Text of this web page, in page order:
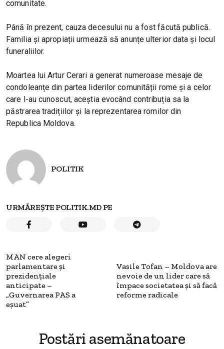
comunitate.
Până în prezent, cauza decesului nu a fost făcută publică.
Familia și apropiații urmează să anunțe ulterior data și locul
funeraliilor.
Moartea lui Artur Cerari a generat numeroase mesaje de
condoleanțe din partea liderilor comunității rome și a celor
care l-au cunoscut, aceștia evocând contribuția sa la
păstrarea tradițiilor și la reprezentarea romilor din
Republica Moldova.
POLITIK
URMĂREȘTE POLITIK.MD PE
MAN cere alegeri
parlamentare și
prezidențiale
anticipate –
„Guvernarea PAS a
eșuat”
Vasile Tofan – Moldova are
nevoie de un lider care să
împace societatea și să facă
reforme radicale
Postări asemănatoare